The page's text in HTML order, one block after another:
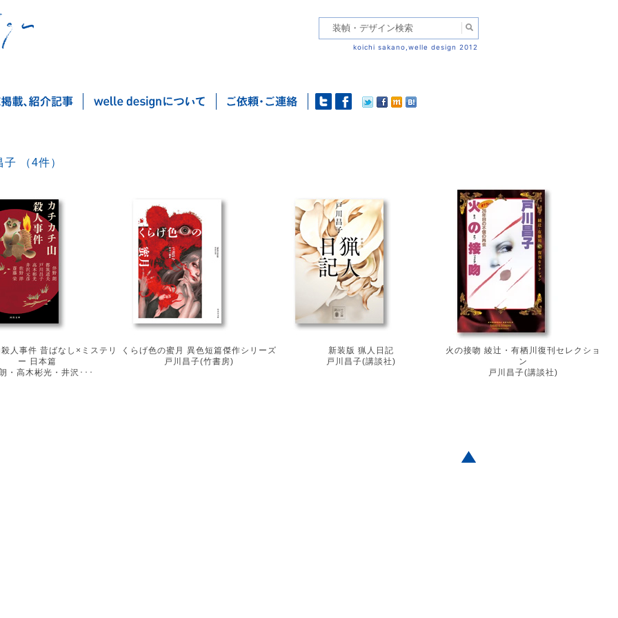
koichi sakano,welle design 2012
戸川昌子 （4件）
人事件 昔ばなし×ミステリ
ー 日本篇
・高木彬光・井沢･･･
くらげ色の蜜月 異色短篇傑作シリーズ
戸川昌子(竹書房)
新装版 猟人日記
戸川昌子(講談社)
火の接吻 綾辻・有栖川復刊セレクショ
ン
戸川昌子(講談社)